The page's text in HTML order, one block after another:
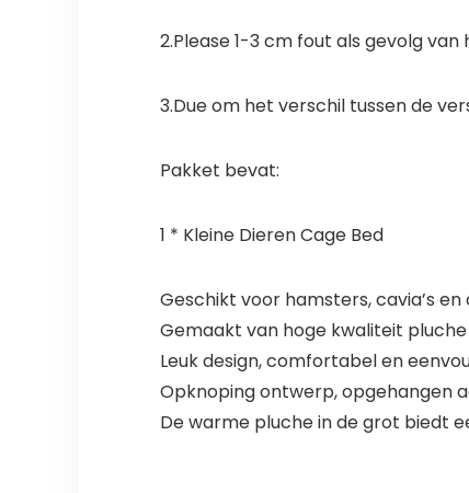
2.Please 1-3 cm fout als gevolg
3.Due om het verschil tussen de
Pakket bevat:
1 * Kleine Dieren Cage Bed
Geschikt voor hamsters, cavia’s
Gemaakt van hoge kwaliteit
Leuk design, comfortabel en
Opknoping ontwerp, opgehangen
De warme pluche in de grot biedt